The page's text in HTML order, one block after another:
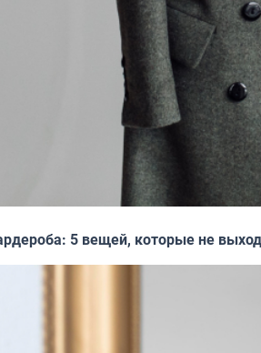
5 вещей, которые не